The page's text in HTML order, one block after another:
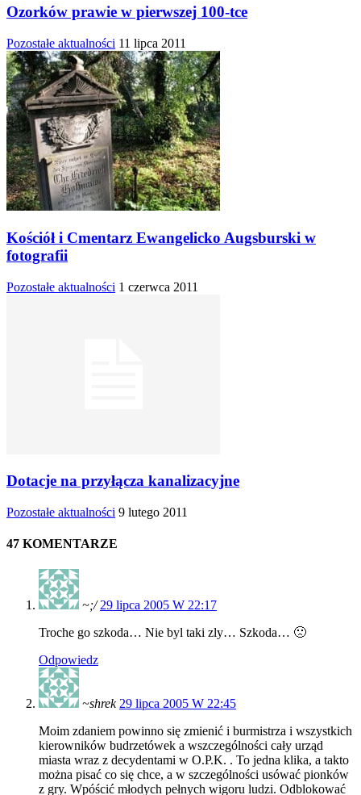
Ozorków prawie w pierwszej 100-tce
Pozostałe aktualności 11 lipca 2011
Kościół i Cmentarz Ewangelicko Augsburski w
fotografii
Pozostałe aktualności 1 czerwca 2011
Dotacje na przyłącza kanalizacyjne
Pozostałe aktualności 9 lutego 2011
47 KOMENTARZE
~;/ 29 lipca 2005 W 22:17
Troche go szkoda… Nie byl taki zly… Szkoda… 🙁
Odpowiedz
~shrek 29 lipca 2005 W 22:45
Moim zdaniem powinno się zmienić i burmistrza i wszystkich
kierowników budrzetówek a wszczególności cały urząd
miasta wraz z decydentami w O.P.K. . To jedna klika, a takto
można pisać co się chce, a w szczególności usówać pionków
z gry. Wpóścić młodych pełnych wigoru ludzi. Odblokować